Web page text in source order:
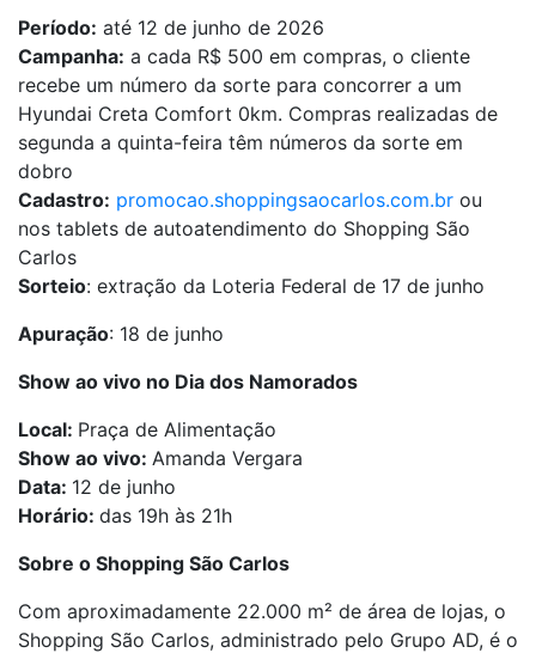
Período: até 12 de junho de 2026
Campanha: a cada R$ 500 em compras, o cliente
recebe um número da sorte para concorrer a um
Hyundai Creta Comfort 0km. Compras realizadas de
segunda a quinta-feira têm números da sorte em
dobro
Cadastro: promocao.shoppingsaocarlos.com.br ou
nos tablets de autoatendimento do Shopping São
Carlos
Sorteio: extração da Loteria Federal de 17 de junho
Apuração: 18 de junho
Show ao vivo no Dia dos Namorados
Local: Praça de Alimentação
Show ao vivo: Amanda Vergara
Data: 12 de junho
Horário: das 19h às 21h
Sobre o Shopping São Carlos
Com aproximadamente 22.000 m² de área de lojas, o
Shopping São Carlos, administrado pelo Grupo AD, é o